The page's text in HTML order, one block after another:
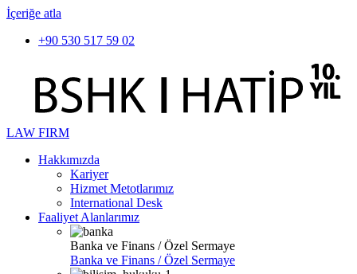
İçeriğe atla
+90 530 517 59 02
LAW FIRM
Hakkımızda
Kariyer
Hizmet Metotlarımız
International Desk
Faaliyet Alanlarımız
Banka ve Finans / Özel Sermaye
Banka ve Finans / Özel Sermaye